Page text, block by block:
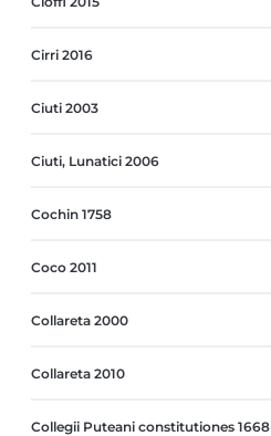
Cirri 2016
Ciuti 2003
Ciuti, Lunatici 2006
Cochin 1758
Coco 2011
Collareta 2000
Collareta 2010
Collegii Puteani constitutiones 1668